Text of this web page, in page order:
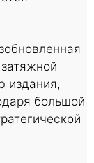
издания,
большой